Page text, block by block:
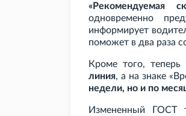
«Рекомендуемая
одновременно
информирует
поможет в два раза
Кроме того, теперь
линия, а на знаке
недели, но и по
Измененный ГОСТ